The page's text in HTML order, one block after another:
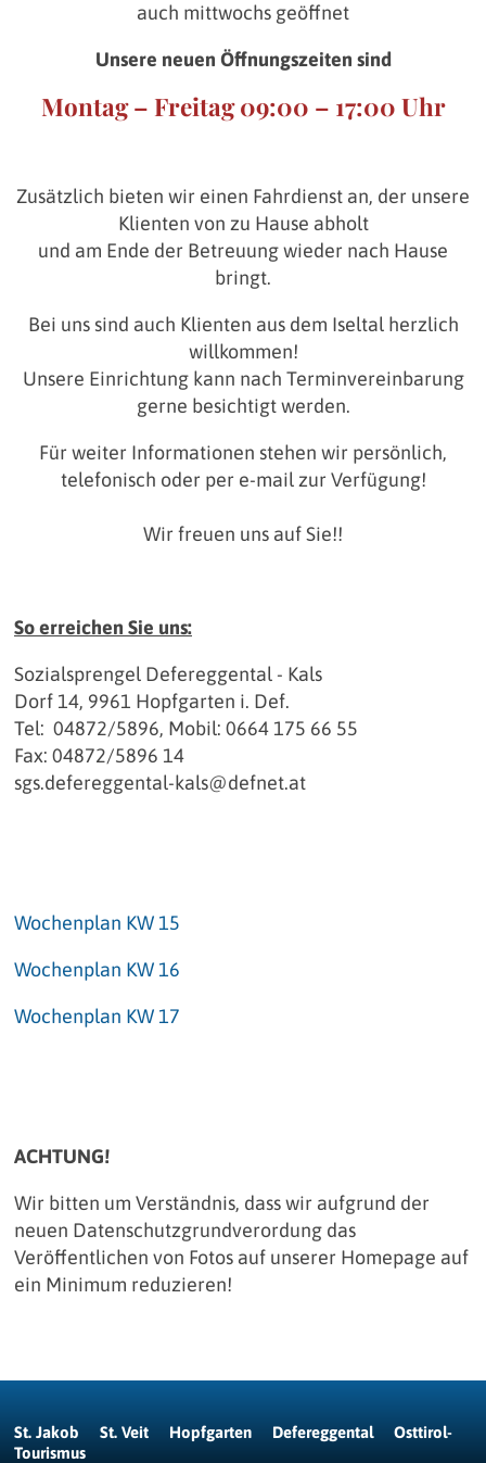
auch mittwochs geöffnet
Unsere neuen Öffnungszeiten sind
Montag – Freitag 09:00 – 17:00 Uhr
Zusätzlich bieten wir einen Fahrdienst an, der unsere
Klienten von zu Hause abholt
und am Ende der Betreuung wieder nach Hause
bringt.
Bei uns sind auch Klienten aus dem Iseltal herzlich
willkommen!
Unsere Einrichtung kann nach Terminvereinbarung
gerne besichtigt werden.
Für weiter Informationen stehen wir persönlich,
telefonisch oder per e-mail zur Verfügung!
Wir freuen uns auf Sie!!
So erreichen Sie uns:
Sozialsprengel Defereggental - Kals
Dorf 14, 9961 Hopfgarten i. Def.
Tel: 04872/5896, Mobil: 0664 175 66 55
Fax: 04872/5896 14
sgs.defereggental-kals@defnet.at
Wochenplan KW 15
Wochenplan KW 16
Wochenplan KW 17
ACHTUNG!
Wir bitten um Verständnis, dass wir aufgrund der
neuen Datenschutzgrundverordung das
Veröffentlichen von Fotos auf unserer Homepage auf
ein Minimum reduzieren!
St. Jakob St. Veit Hopfgarten Defereggental
Osttirol-
Tourismus